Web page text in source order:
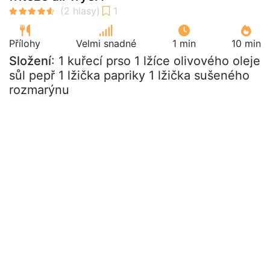
Přílohy Velmi snadné 1 min 10 min
Složení: 1 kuřecí prso 1 lžíce olivového oleje
sůl pepř 1 lžička papriky 1 lžička sušeného
rozmarýnu